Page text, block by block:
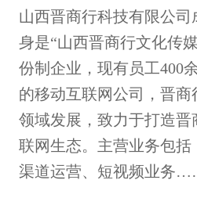
山西晋商行科技有限公司
身是“山西晋商行文化传
份制企业，现有员工400
的移动互联网公司，晋商
领域发展，致力于打造晋
联网生态。主营业务包括
渠道运营、短视频业务